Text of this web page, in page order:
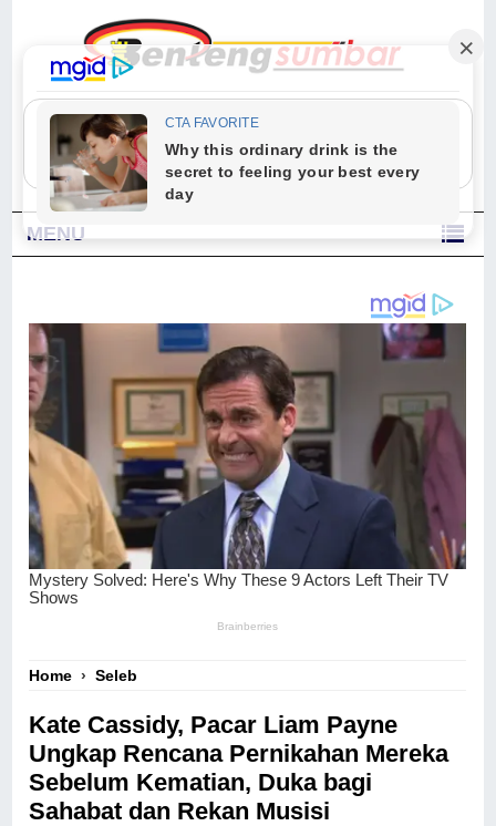
"Sesungguhnya Allah dan para malaikat-Nya berselawat untuk Nabi.
Wahai orang-orang yang beriman, berselawatlah kamu untuk Nabi dan
ucapkanlah salam dengan penuh penghormatan kepadanya." (Qs. Al
Ahzab Ayat 56)
MENU
Home ›Seleb
Kate Cassidy, Pacar Liam Payne
Ungkap Rencana Pernikahan Mereka
Sebelum Kematian, Duka bagi
Sahabat dan Rekan Musisi